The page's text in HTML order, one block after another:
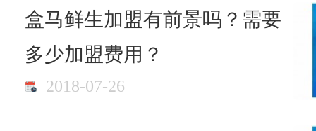
盒马鲜生加盟有前景吗？需要
多少加盟费用？
2018-07-26